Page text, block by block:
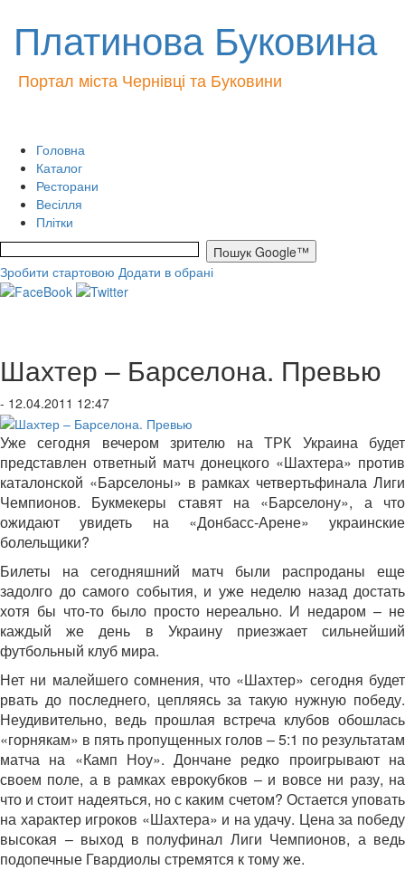
Платинова Буковина
Портал міста Чернівці та Буковини
Головна
Каталог
Ресторани
Весілля
Плітки
Зробити стартовою Додати в обрані
Шахтер – Барселона. Превью
- 12.04.2011 12:47
Уже сегодня вечером зрителю на ТРК Украина будет
представлен ответный матч донецкого «Шахтера» против
каталонской «Барселоны» в рамках четвертьфинала Лиги
Чемпионов. Букмекеры ставят на «Барселону», а что
ожидают увидеть на «Донбасс-Арене» украинские
болельщики?
Билеты на сегодняшний матч были распроданы еще
задолго до самого события, и уже неделю назад достать
хотя бы что-то было просто нереально. И недаром – не
каждый же день в Украину приезжает сильнейший
футбольный клуб мира.
Нет ни малейшего сомнения, что «Шахтер» сегодня будет
рвать до последнего, цепляясь за такую нужную победу.
Неудивительно, ведь прошлая встреча клубов обошлась
«горнякам» в пять пропущенных голов – 5:1 по результатам
матча на «Камп Ноу». Дончане редко проигрывают на
своем поле, а в рамках еврокубков – и вовсе ни разу, на
что и стоит надеяться, но с каким счетом? Остается уповать
на характер игроков «Шахтера» и на удачу. Цена за победу
высокая – выход в полуфинал Лиги Чемпионов, а ведь
подопечные Гвардиолы стремятся к тому же.